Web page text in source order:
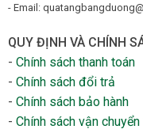
- Email:
QUY ĐỊNH VÀ CHÍNH
- Chính sách thanh toán
- Chính sách đổi trả
- Chính sách bảo hành
- Chính sách vận